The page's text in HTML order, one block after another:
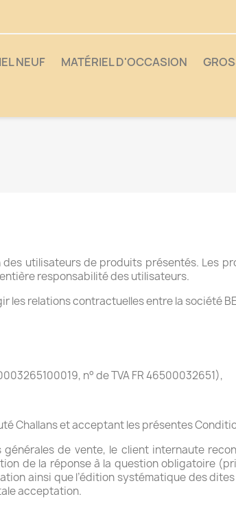
NEUF MATÉRIEL D'OCCASION
utilisateurs de produits présentés. Les
responsabilité des utilisateurs.
relations contractuelles entre la société
n° de TVA FR 46500032651),
Challans et acceptant les présentes
de vente, le client internaute
de la réponse à la question obligatoire
ainsi que l’édition systématique des
acceptation.